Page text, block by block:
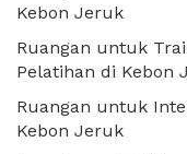
Kebon Jeruk
Ruangan untuk
Pelatihan di Kebon
Ruangan untuk
Kebon Jeruk